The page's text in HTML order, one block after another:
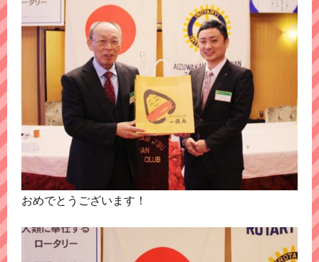
おめでとうございます！